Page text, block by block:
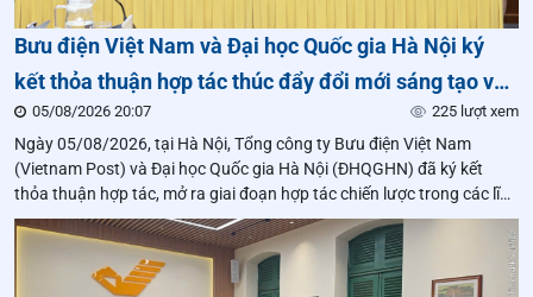
Bưu điện Việt Nam và Đại học Quốc gia Hà Nội ký
kết thỏa thuận hợp tác thúc đẩy đổi mới sáng tạo và
logistics thông minh
05/08/2026 20:07 225 lượt xem
Ngày 05/08/2026, tại Hà Nội, Tổng công ty Bưu điện Việt Nam
(Vietnam Post) và Đại học Quốc gia Hà Nội (ĐHQGHN) đã ký kết
thỏa thuận hợp tác, mở ra giai đoạn hợp tác chiến lược trong các lĩnh
vực logistics thông minh, khoa học công nghệ, đổi mới sáng tạo và
phát triển nguồn nhân lực.